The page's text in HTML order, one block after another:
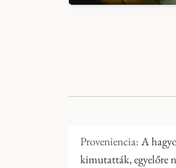
Proveniencia: A
kimutatták, egyelőre